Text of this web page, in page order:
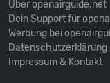
Über openairguide.net
Dein Support für
Werbung bei
Datenschutz­erklärung
Impressum & Kontakt